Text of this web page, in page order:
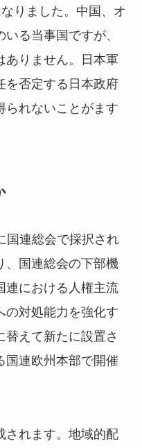
りました。中国、オ
る当事国ですが、
ありません。日本軍
を否定する日本政府
られないことがます
国連総会で採択され
、国連総会の下部機
連における人権主流
の対処能力を強化す
替えて新たに設置さ
国連欧州本部で開催
されます。地域的配